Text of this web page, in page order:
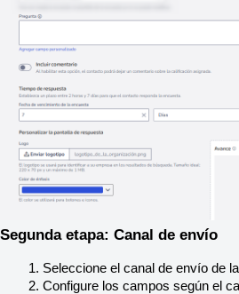
Segunda etapa: Canal de envío
Seleccione el canal de envío de
Configure los campos según el